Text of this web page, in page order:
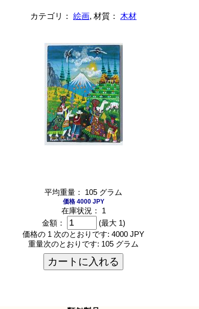
カテゴリ： 絵画, 材質： 木材
平均重量： 105 グラム
価格 4000 JPY
在庫状況： 1
金額：
(最大 1)
価格の 1 次のとおりです: 4000 JPY
重量次のとおりです: 105 グラム
カートに入れる